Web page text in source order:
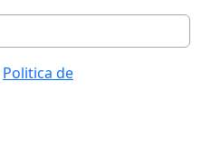
Politica de